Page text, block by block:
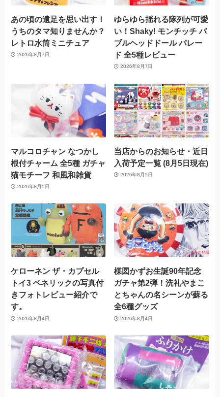
あの頃の遠足を思い出す！
うちのタマ知りませんか？
レトロ水筒ミニチュア
2026年8月7日
ゆらゆら揺れる隊列が可愛
い！Shaky! モンチッチ バ
ブルヘッドドール パレー
ド 全5種レビュー
2026年8月7日
マルコロチャン なつかし
根付チャーム 全5種 ガチャ
猫モチーフ 和風和雑貨
2026年8月5日
当店からのお知らせ・近日
入荷予定一覧 (8月5日現在)
2026年8月5日
ケローネン ザ・カプセル
トイ3 ベネリックの写真付
きフォトレビュー紹介で
す。
2026年8月4日
楳図かずお生誕90年記念
ガチャ第2弾！洗礼やまこ
とちゃんの名シーンが蘇る
全6種グッズ
2026年8月4日